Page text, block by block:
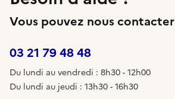
Vous pouvez nous contacter
03 21 79 48 48
Du lundi au vendredi : 8h30 - 12h00
Du lundi au jeudi : 13h30 - 16h30